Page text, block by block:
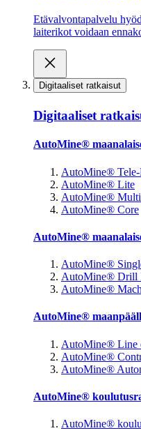
Etävalvontapalvelu
laiterikot voidaan
Digitaaliset ratkaisut
Digitaaliset
AutoMine®
AutoMine® Tele-
AutoMine® Lite
AutoMine®
AutoMine® Core
AutoMine®
AutoMine®
AutoMine® Drill
AutoMine®
AutoMine®
AutoMine® Line
AutoMine®
AutoMine®
AutoMine®
AutoMine®